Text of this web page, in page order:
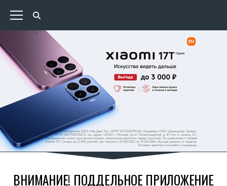
ВНИМАНИЕ! ПОДДЕЛЬНОЕ ПРИЛОЖЕНИЕ